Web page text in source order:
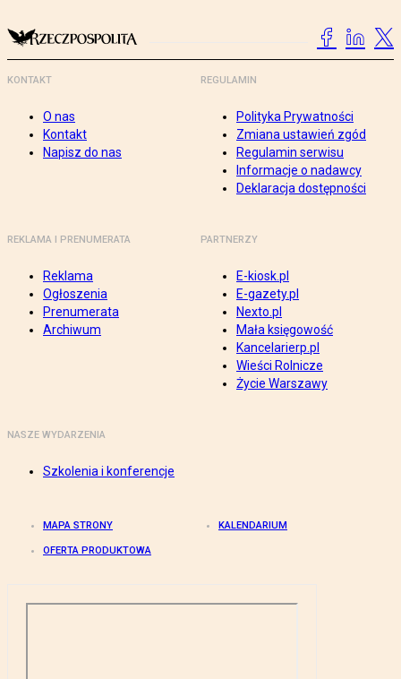
KONTAKT
O nas
Kontakt
Napisz do nas
REGULAMIN
Polityka Prywatności
Zmiana ustawień zgód
Regulamin serwisu
Informacje o nadawcy
Deklaracja dostępności
REKLAMA I PRENUMERATA
Reklama
Ogłoszenia
Prenumerata
Archiwum
PARTNERZY
E-kiosk.pl
E-gazety.pl
Nexto.pl
Mała księgowość
Kancelarierp.pl
Wieści Rolnicze
Życie Warszawy
NASZE WYDARZENIA
Szkolenia i konferencje
MAPA STRONY KALENDARIUM
OFERTA PRODUKTOWA